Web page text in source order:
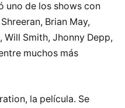
uno de los shows con
Brian May,
Will Smith, Jhonny Depp,
muchos más
la película. Se